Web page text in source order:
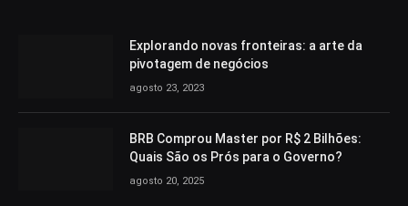
Explorando novas fronteiras: a arte da
pivotagem de negócios
agosto 23, 2023
BRB Comprou Master por R$ 2 Bilhões:
Quais São os Prós para o Governo?
agosto 20, 2025